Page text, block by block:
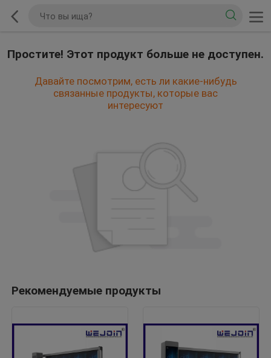
Простите! Этот продукт больше не доступен.
Давайте посмотрим, есть ли какие-нибудь
связанные продукты, которые вас
интересуют
Рекомендуемые продукты